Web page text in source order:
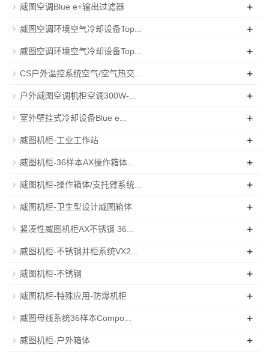
威图空调Blue e+输出过滤器 +
威图空调环境空气冷却设备Top... +
威图空调环境空气冷却设备Top... +
CS户外温控系统空气/空气热交... +
户外威图空调机柜空调300W-... +
室外壁挂式冷却设备Blue e... +
威图机柜-工业工作站 +
威图机柜-36样本AX操作箱体... +
威图机柜-操作箱体/支托臂系统... +
威图机柜-卫生型设计威图箱体 +
紧凑性威图机柜AX不锈钢 36... +
威图机柜-不锈钢并柜系统VX2... +
威图机柜-不锈钢 +
威图机柜-特殊应用-防爆机柜 +
威图母线系统36样本Compo... +
威图机柜-户外箱体 +